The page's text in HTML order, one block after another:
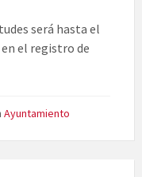
será hasta el
en el registro de
Ayuntamiento